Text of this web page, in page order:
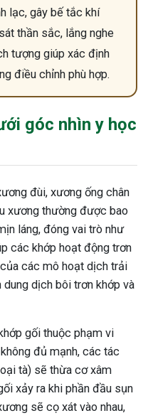
lạc, gây bế tắc khí
thần sắc, lắng nghe
tượng giúp xác định
điều chỉnh phù hợp.
góc nhìn y học
đùi, xương ống chân
xương thường được bao
láng, đóng vai trò như
các khớp hoạt động trơn
các mô hoạt dịch trải
dịch bôi trơn khớp và
gối thuộc phạm vi
đủ mạnh, các tác
tà) sẽ thừa cơ xâm
xảy ra khi phần đầu sụn
sẽ cọ xát vào nhau,